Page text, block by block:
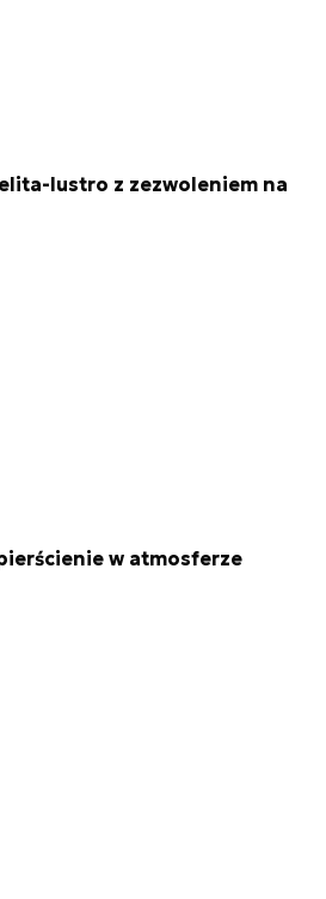
lustro z zezwoleniem na
w atmosferze